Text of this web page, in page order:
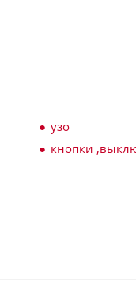
узо
кнопки